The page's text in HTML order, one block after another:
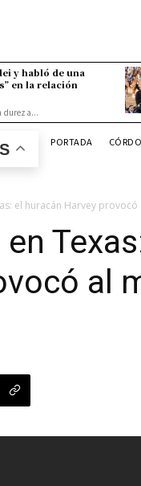
y habló de una
en la relación
dureza...
PORTADA
el huracán Harvey
al